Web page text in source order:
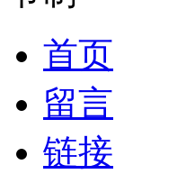
首页
留言
链接